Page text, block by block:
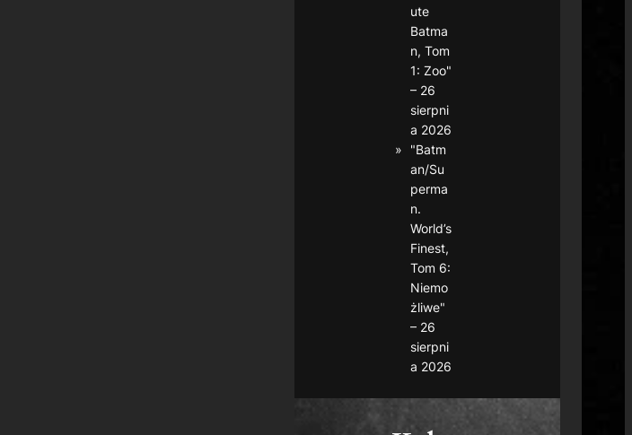
ute
Batma
n, Tom
1: Zoo"
– 26
sierpni
a 2026
"Batm
an/Su
perma
n.
World’s
Finest,
Tom 6:
Niemo
żliwe"
– 26
sierpni
a 2026